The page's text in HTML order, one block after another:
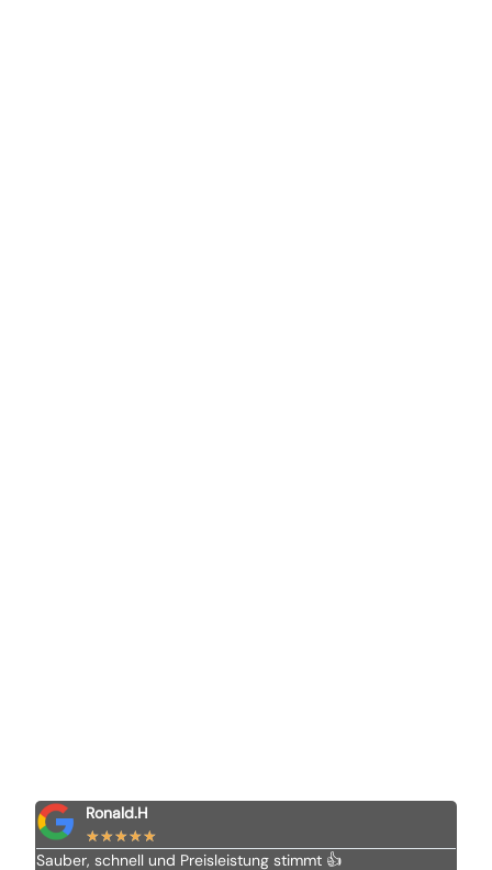
Ronald.H
★★★★★
Sauber, schnell und Preisleistung stimmt 👍